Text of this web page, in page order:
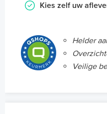
Kies zelf uw
Helder
Veilige